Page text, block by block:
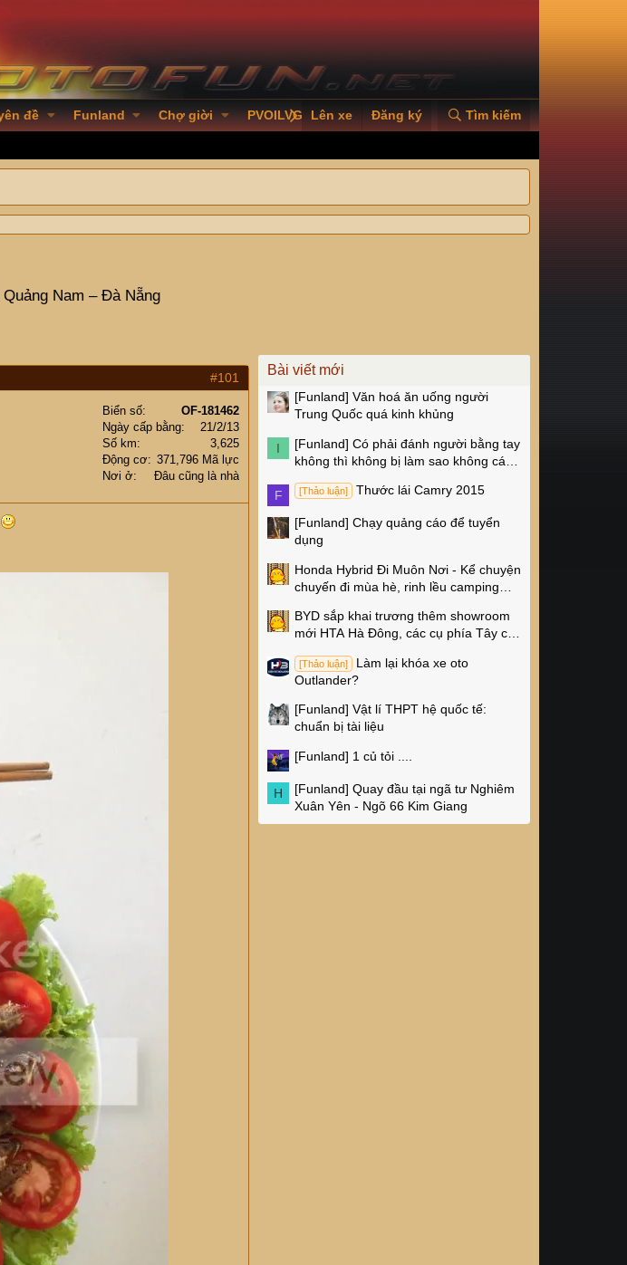
đề Funland Chợ giời PVOILVGC2026
Lên xe Đăng ký Tìm kiếm
Nam – Đà Nẵng
#101
Biển số
OF-181462
Ngày cấp bằng
21/2/13
Số km
3,625
Động cơ
371,796 Mã lực
Nơi ở
Đâu cũng là nhà
Bài viết mới
[Funland] Văn hoá ăn uống người
Trung Quốc quá kinh khủng
I [Funland] Có phải đánh người bằng tay
không thì không bị làm sao không các
F
[Thảo luận] Thước lái Camry 2015
[Funland] Chạy quảng cáo để tuyển
dụng
Honda Hybrid Đi Muôn Nơi - Kể chuyện
chuyến đi mùa hè, rinh lều camping
BYD sắp khai trương thêm showroom
mới HTA Hà Đông, các cụ phía Tây có
[Thảo luận]
Làm lại khóa xe oto
Outlander?
[Funland] Vật lí THPT hệ quốc tế:
chuẩn bị tài liệu
[Funland] 1 củ tỏi ....
H [Funland] Quay đầu tại ngã tư Nghiêm
Xuân Yên - Ngõ 66 Kim Giang